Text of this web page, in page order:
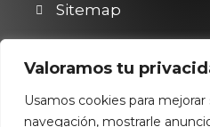
Valoramos tu
Usamos cookies para
navegación, mostrarle
Sitemap
Esta página web ha sido
fondos para el Plan de